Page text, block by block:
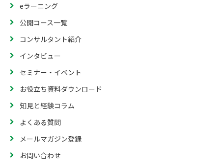
eラーニング
公開コース一覧
コンサルタント紹介
インタビュー
セミナー・イベント
お役立ち資料ダウンロード
知見と経験コラム
よくある質問
メールマガジン登録
お問い合わせ